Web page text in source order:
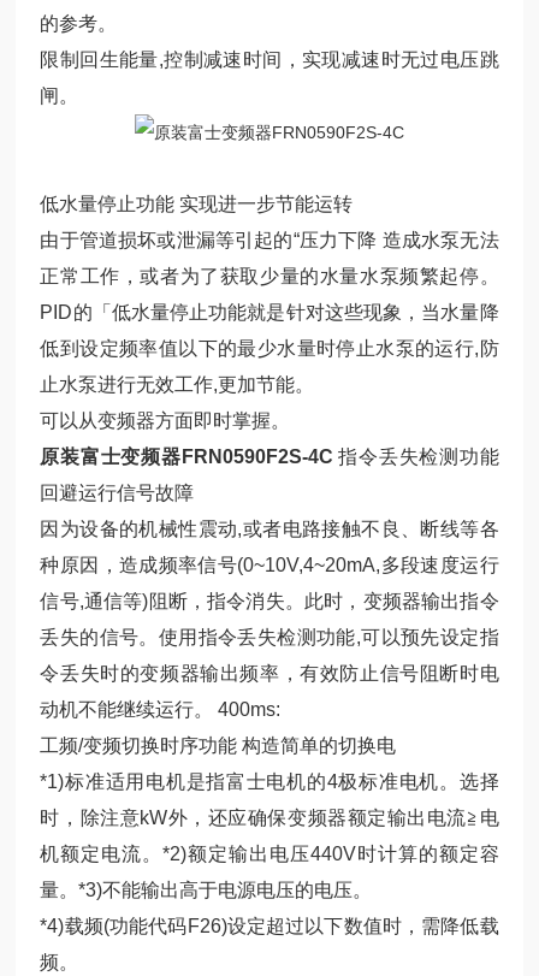
的参考。
限制回生能量,控制减速时间，实现减速时无过电压跳
闸。
低水量停止功能 实现进一步节能运转
由于管道损坏或泄漏等引起的“压力下降 造成水泵无法
正常工作，或者为了获取少量的水量水泵频繁起停。
PID的「低水量停止功能就是针对这些现象，当水量降
低到设定频率值以下的最少水量时停止水泵的运行,防
止水泵进行无效工作,更加节能。
可以从变频器方面即时掌握。
原装富士变频器FRN0590F2S-4C 指令丢失检测功能
回避运行信号故障
因为设备的机械性震动,或者电路接触不良、断线等各
种原因，造成频率信号(0~10V,4~20mA,多段速度运行
信号,通信等)阻断，指令消失。此时，变频器输出指令
丢失的信号。使用指令丢失检测功能,可以预先设定指
令丢失时的变频器输出频率，有效防止信号阻断时电
动机不能继续运行。 400ms:
工频/变频切换时序功能 构造简单的切换电
*1)标准适用电机是指富士电机的4极标准电机。选择
时，除注意kW外，还应确保变频器额定输出电流≧电
机额定电流。*2)额定输出电压440V时计算的额定容
量。*3)不能输出高于电源电压的电压。
*4)载频(功能代码F26)设定超过以下数值时，需降低载
频。